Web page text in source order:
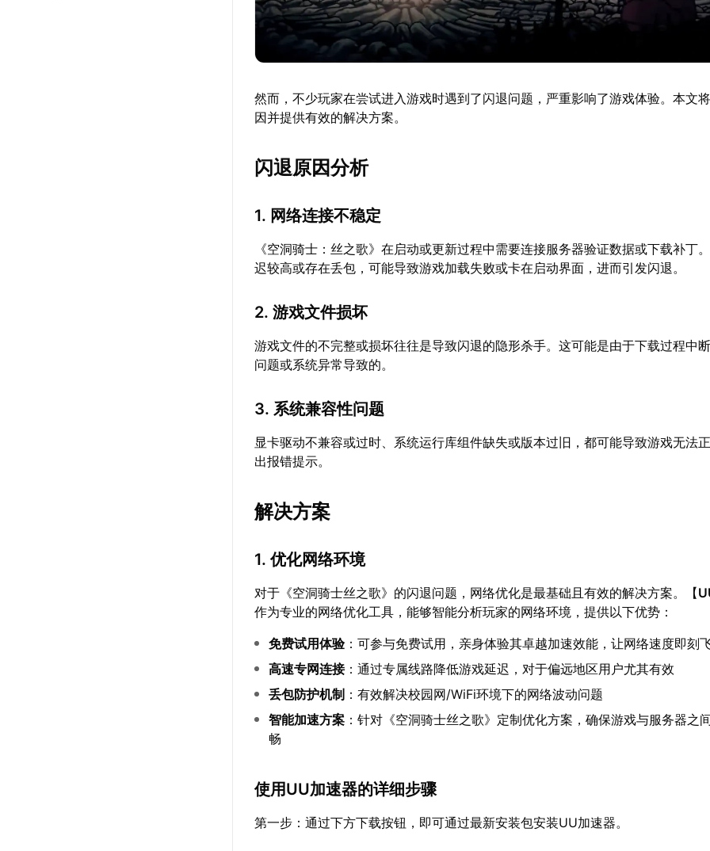
然而，不少玩家在尝试进入游戏时遇到了闪退问题，严重影响了游戏体验。本文
因并提供有效的解决方案。
闪退原因分析
1. 网络连接不稳定
《空洞骑士：丝之歌》在启动或更新过程中需要连接服务器验证数据或下载补丁
迟较高或存在丢包，可能导致游戏加载失败或卡在启动界面，进而引发闪退。
2. 游戏文件损坏
游戏文件的不完整或损坏往往是导致闪退的隐形杀手。这可能是由于下载过程中
问题或系统异常导致的。
3. 系统兼容性问题
显卡驱动不兼容或过时、系统运行库组件缺失或版本过旧，都可能导致游戏无法
出报错提示。
解决方案
1. 优化网络环境
对于《空洞骑士丝之歌》的闪退问题，网络优化是最基础且有效的解决方案。【
作为专业的网络优化工具，能够智能分析玩家的网络环境，提供以下优势：
免费试用体验：可参与免费试用，亲身体验其卓越加速效能，让网络速度即刻
高速专网连接：通过专属线路降低游戏延迟，对于偏远地区用户尤其有效
丢包防护机制 ：有效解决校园网/WiFi环境下的网络波动问题
智能加速方案 ：针对《空洞骑士丝之歌》定制优化方案，确保游戏与服务器之
畅
使用UU加速器的详细步骤
第一步：通过下方下载按钮，即可通过最新安装包安装UU加速器。